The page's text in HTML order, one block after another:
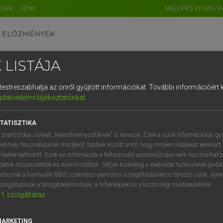
GYIK BELÉPÉS EDUID-
ELŐZMÉNYEK
nagyszótár
VAN ELŐFIZETÉSED?
megtekintéséhez.
LISTÁJA
az önről gyűjtött információkat. További információért
tájékoztatónkat.
statisztikai sütiket „teljesítménysütiknek” is nevezik. Ezek a sütik információkat
használatának módjáról, többek között arról, hogy milyen oldalakat keresett
kattintott. Ezek az információk a felhasználó azonosítására nem
összesítettek és anonimizáltak. Céljuk kizárólag a weboldal funkcióinak
a harmadik féltől származó elemzési szolgáltatásokhoz tartozó sütik;
a látogatóelemzések, a hőtérképek és a közösségi médiaanalitika.
1 szolgáltatás
DE CN FR ES IT NL
1 2 3 4 5 6 7 8 9
q w e r t z u i
a s d f g h j k l é
í y x c v b n m , .